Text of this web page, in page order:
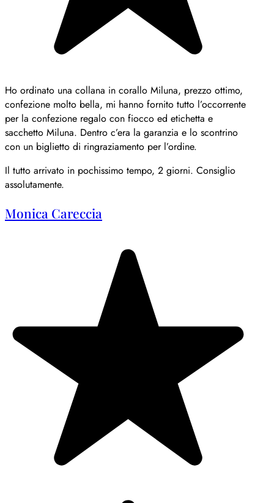
Ho ordinato una collana in corallo Miluna, prezzo ottimo,
confezione molto bella, mi hanno fornito tutto l’occorrente
per la confezione regalo con fiocco ed etichetta e
sacchetto Miluna. Dentro c’era la garanzia e lo scontrino
con un biglietto di ringraziamento per l’ordine.
Il tutto arrivato in pochissimo tempo, 2 giorni. Consiglio
assolutamente.
Monica Careccia